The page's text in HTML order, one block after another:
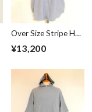
Over Size Stripe Half
Sleeve Shirts
White / Black
¥13,200